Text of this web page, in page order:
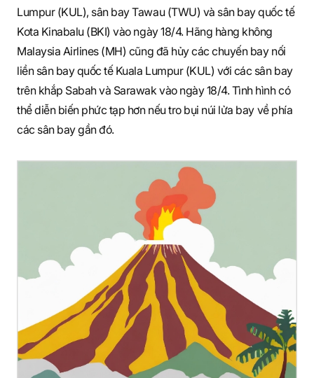
e
Lumpur (KUL), sân bay Tawau (TWU) và sân bay quốc tế
Kota Kinabalu (BKI) vào ngày 18/4. Hãng hàng không
Malaysia Airlines (MH) cũng đã hủy các chuyến bay nối
liền sân bay quốc tế Kuala Lumpur (KUL) với các sân bay
trên khắp Sabah và Sarawak vào ngày 18/4. Tình hình có
thể diễn biến phức tạp hơn nếu tro bụi núi lửa bay về phía
các sân bay gần đó.